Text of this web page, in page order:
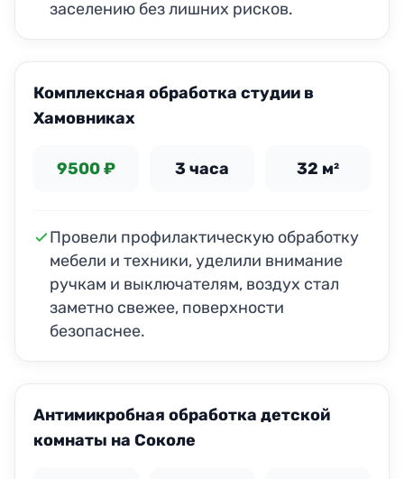
заселению без лишних рисков.
Комплексная обработка студии в
Хамовниках
9500 ₽ 3 часа 32 м²
Провели профилактическую обработку
мебели и техники, уделили внимание
ручкам и выключателям, воздух стал
заметно свежее, поверхности
безопаснее.
Антимикробная обработка детской
комнаты на Соколе